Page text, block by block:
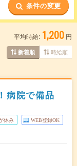
条件の変更
平均時給: 1,200 円
新着順 時給順
病院で備品
休み WEB登録OK